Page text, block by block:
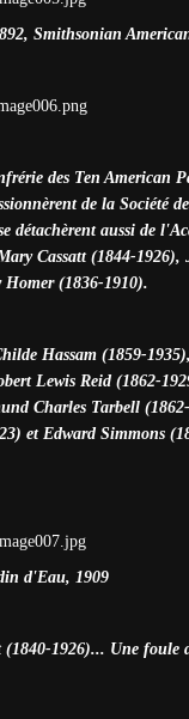
Smithsonian
des Ten American
de la Société
détachèrent aussi de
Cassatt (1844-1926),
Homer (1836-1910).
Hassam (1859-
Lewis Reid (1862-
Charles Tarbell
et Edward Simmons
d'Eau, 1909
1926)... Une foule